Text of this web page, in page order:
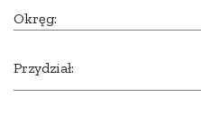
Okręg:
Przydział: